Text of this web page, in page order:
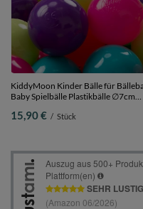
KiddyMoon Kinder Bälle für
Baby Spielbälle Plastikbälle ∅7cm
hellgrün/gelb/türkis/orange/dunkel
15,90 € / Stück